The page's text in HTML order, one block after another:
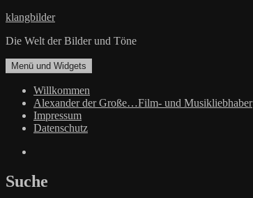
Zum
springen
klangbilder
Die Welt der Bilder und Töne
Menü und Widgets
Willkommen
Alexander der Große…Film- und Musikliebhaber
Impressum
Datenschutz
Suche